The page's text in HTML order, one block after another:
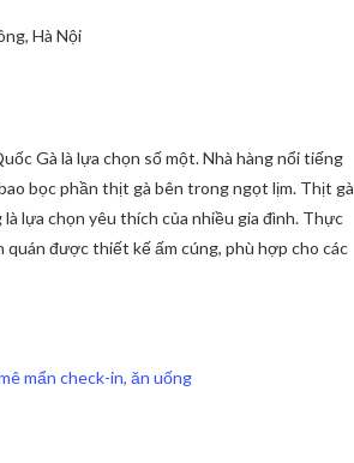
Hà Nội
Gà là lựa chọn số một. Nhà hàng nổi tiếng
bọc phần thịt gà bên trong ngọt lịm. Thịt gà
lựa chọn yêu thích của nhiều gia đình. Thực
được thiết kế ấm cúng, phù hợp cho các
mẩn check-in, ăn uống